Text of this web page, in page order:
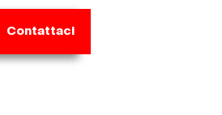
Contattaci